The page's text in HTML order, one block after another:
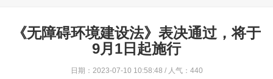
《无障碍环境建设法》表决通过，将于
9月1日起施行
日期：2023-07-10 10:58:48 / 人气：440